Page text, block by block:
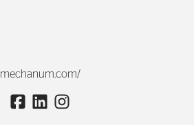
mechanum.com/